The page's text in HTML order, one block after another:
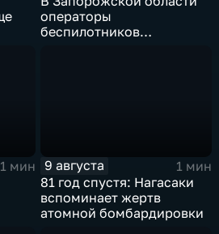
операторы
беспилотников
1 мин
9 августа
1 мин
81 год спустя: Нагасаки
вспоминает жертв
атомной бомбардировки